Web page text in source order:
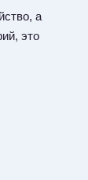
а
это